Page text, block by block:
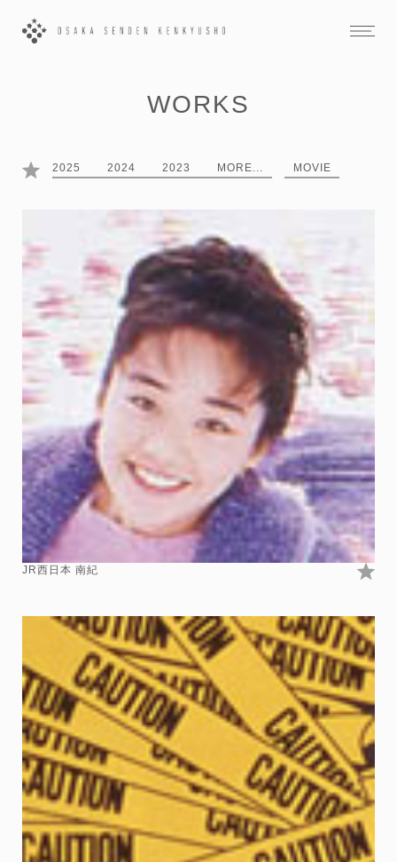
WORKS
2025 2024 2023 MORE... MOVIE
JR西日本 南紀